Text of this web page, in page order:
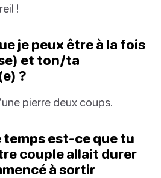
!
je peux être à la fois
et ton/ta
?
pierre deux coups.
temps est-ce que tu
couple allait durer
à sortir